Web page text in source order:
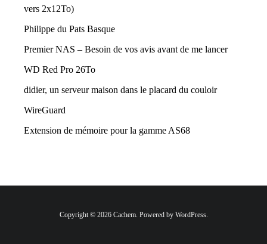
vers 2x12To)
Philippe du Pats Basque
Premier NAS – Besoin de vos avis avant de me lancer
WD Red Pro 26To
didier, un serveur maison dans le placard du couloir
WireGuard
Extension de mémoire pour la gamme AS68
Copyright © 2026 Cachem. Powered by WordPress.